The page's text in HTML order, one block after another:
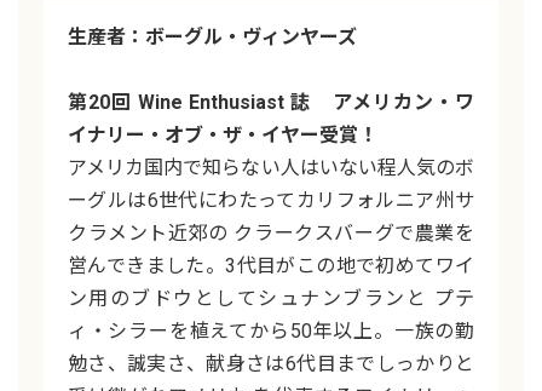
生産者：ボーグル・ヴィンヤーズ
第20回 Wine Enthusiast 誌 アメリカン・ワ
イナリー・オブ・ザ・イヤー受賞！
アメリカ国内で知らない人はいない程人気のボ
ーグルは6世代にわたってカリフォルニア州サ
クラメント近郊の クラークスバーグで農業を
営んできました。3代目がこの地で初めてワイ
ン用のブドウとしてシュナンブランと プテ
ィ・シラーを植えてから50年以上。一族の勤
勉さ、誠実さ、献身さは6代目までしっかりと